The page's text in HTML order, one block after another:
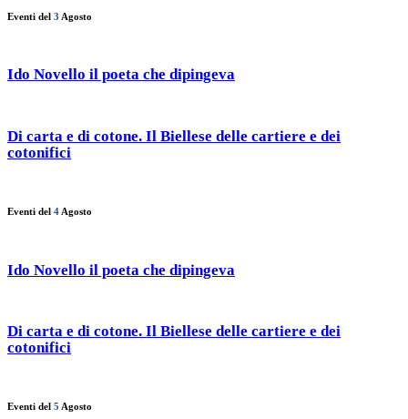
Eventi del 3 Agosto
Ido Novello il poeta che dipingeva
Di carta e di cotone. Il Biellese delle cartiere e dei
cotonifici
Eventi del 4 Agosto
Ido Novello il poeta che dipingeva
Di carta e di cotone. Il Biellese delle cartiere e dei
cotonifici
Eventi del 5 Agosto